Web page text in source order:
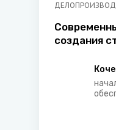
создания
ценных
фонда